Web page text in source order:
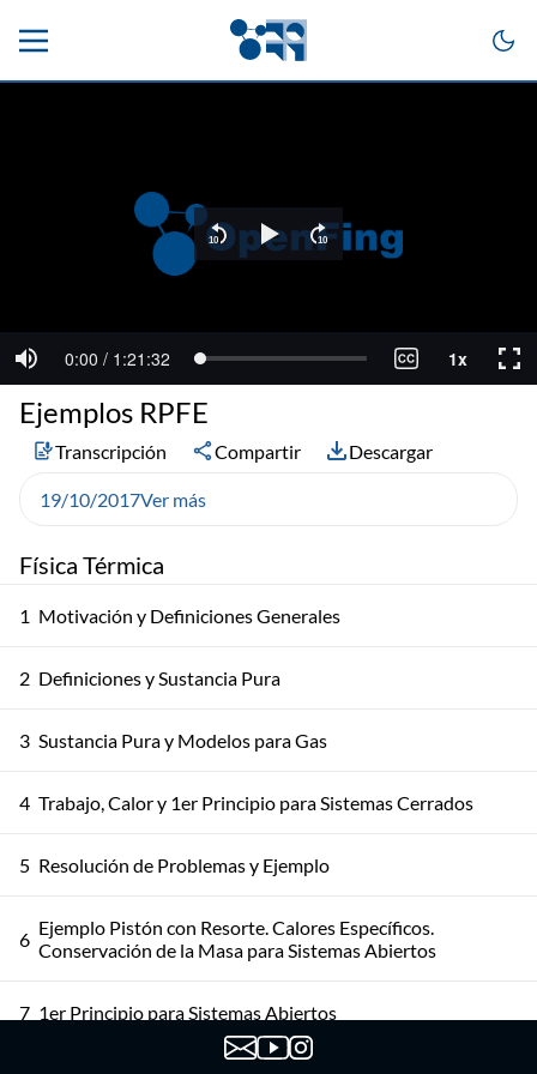
Física Térmica
1 Motivación y Definiciones Generales
2 Definiciones y Sustancia Pura
3 Sustancia Pura y Modelos para Gas
4 Trabajo, Calor y 1er Principio para Sistemas Cerrados
5 Resolución de Problemas y Ejemplo
6 Ejemplo Pistón con Resorte. Calores Específicos.
Conservación de la Masa para Sistemas Abiertos
7 1er Principio para Sistemas Abiertos
Ejemplos RPFE
Transcripción Compartir Descargar
19/10/2017Ver más